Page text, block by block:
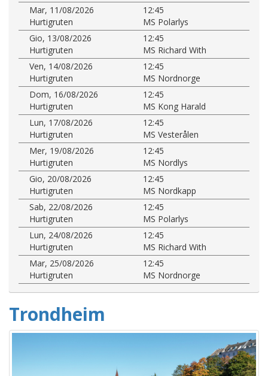
Mar, 11/08/2026
12:45
Hurtigruten
MS Polarlys
Gio, 13/08/2026
12:45
Hurtigruten
MS Richard With
Ven, 14/08/2026
12:45
Hurtigruten
MS Nordnorge
Dom, 16/08/2026
12:45
Hurtigruten
MS Kong Harald
Lun, 17/08/2026
12:45
Hurtigruten
MS Vesterålen
Mer, 19/08/2026
12:45
Hurtigruten
MS Nordlys
Gio, 20/08/2026
12:45
Hurtigruten
MS Nordkapp
Sab, 22/08/2026
12:45
Hurtigruten
MS Polarlys
Lun, 24/08/2026
12:45
Hurtigruten
MS Richard With
Mar, 25/08/2026
12:45
Hurtigruten
MS Nordnorge
Trondheim